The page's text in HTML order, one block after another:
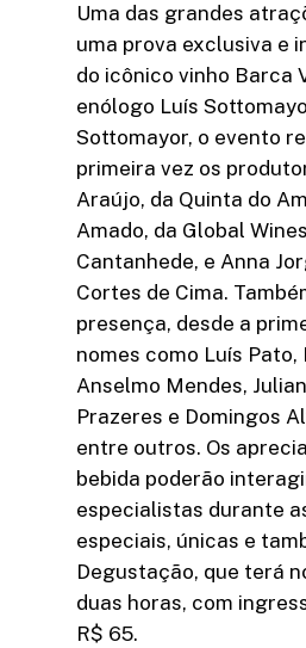
Uma das grandes
uma prova exclusiva e
do icônico vinho Barca
enólogo Luís
Sottomayor, o evento
primeira vez os
Araújo, da Quinta do
Amado, da Global
Cantanhede, e Anna
Cortes de Cima.
presença, desde a
nomes como Luís Pato,
Anselmo Mendes,
Prazeres e Domingos
entre outros. Os
bebida poderão
especialistas durante
especiais, únicas e
Degustação, que terá
duas horas, com
R$ 65.